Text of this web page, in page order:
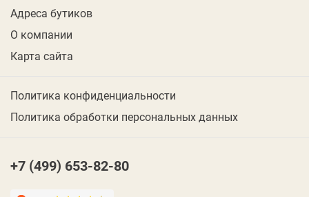
Адреса бутиков
О компании
Карта сайта
Политика конфиденциальности
Политика обработки персональных данных
+7 (499) 653-82-80